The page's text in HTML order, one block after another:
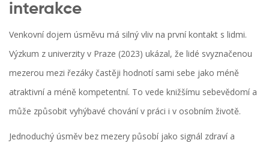
interakce
Venkovní dojem úsměvu má silný vliv na první kontakt s lidmi.
Výzkum z univerzity v Praze (2023) ukázal, že lidé svyznačenou
mezerou mezi řezáky častěji hodnotí sami sebe jako méně
atraktivní a méně kompetentní. To vede knižšímu sebevědomía
může způsobit vyhýbavé chování v práci i v osobním životě.
Jednoduchý úsměv bez mezery působí jako signál zdraví a